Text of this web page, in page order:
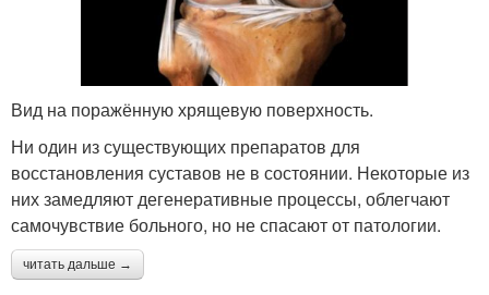
Вид на поражённую хрящевую поверхность.
Ни один из существующих препаратов для
восстановления суставов не в состоянии. Некоторые из
них замедляют дегенеративные процессы, облегчают
самочувствие больного, но не спасают от патологии.
читать дальше →